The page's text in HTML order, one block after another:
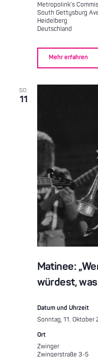
Metropolink’s
South Gettysburg
Heidelberg
Deutschland
Mehr erfahren
SO.
11
Matinee:
würdest,
Datum und Uhrzeit
Sonntag, 11. Oktober
Ort
Zwinger
Zwingerstraße 3-5